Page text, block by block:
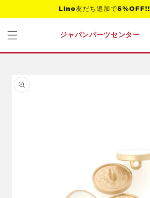
進む
Line友だち追加で5%OFF!!
ジャパンパーツセンター
報にス
キップ